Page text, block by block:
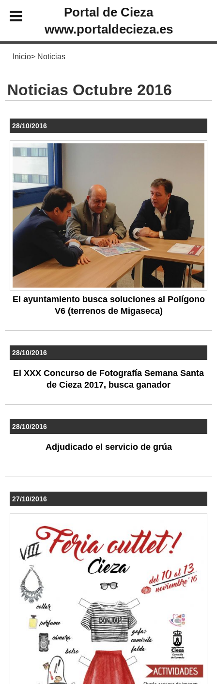
Portal de Cieza
www.portaldecieza.es
Inicio Noticias
Noticias Octubre 2016
28/10/2016
El ayuntamiento busca soluciones al Polígono
V6 (terrenos de Migaseca)
28/10/2016
El XXX Concurso de Fotografía Semana Santa
de Cieza 2017, busca ganador
28/10/2016
Adjudicado el servicio de grúa
27/10/2016